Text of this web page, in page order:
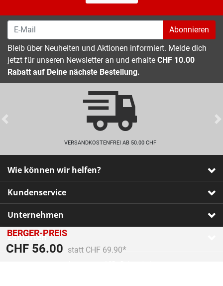
BERGER-PREIS
CHF 56.00 Preis reduziert von
statt CHF 69.90
An
Abonnieren
Bleib über Neuheiten und Aktionen informiert. Melde dich
jetzt für unseren Newsletter an und erhalte CHF 10.00
Rabatt auf Deine nächste Bestellung.
VERSANDKOSTENFREI AB 50.00 CHF
Previous
Wie können wir helfen?
Kundenservice
Unternehmen
Zahlarten